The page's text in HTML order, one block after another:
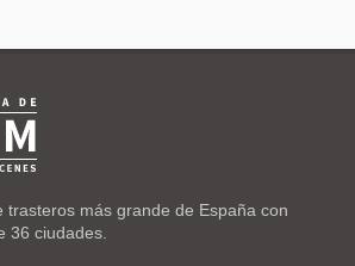
trasteros más grande de España con
36 ciudades.